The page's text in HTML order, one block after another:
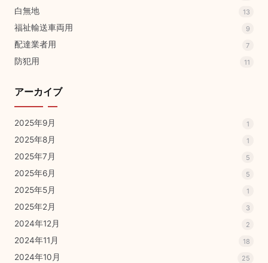
白無地 13
福祉輸送車両用 9
配達業者用 7
防犯用 11
アーカイブ
2025年9月 1
2025年8月 1
2025年7月 5
2025年6月 5
2025年5月 1
2025年2月 3
2024年12月 2
2024年11月 18
2024年10月 25